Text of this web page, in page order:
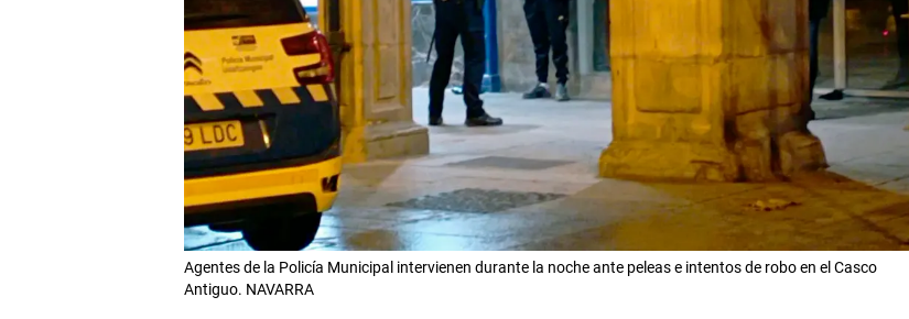
Agentes de la Policía Municipal intervienen durante la noche ante peleas e intentos de robo en el Casco
Antiguo. NAVARRA